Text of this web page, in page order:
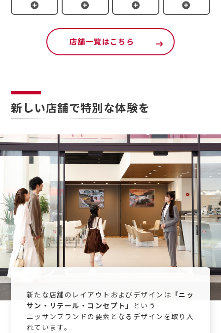
企業年金
自動車引取業登録通知書
お客さま本位の業務運営方針（FD宣言）
日産ピーズフィールドクラフト
店舗一覧はこちら
新しい店舗で特別な体験を
新たな店舗のレイアウトおよびデザインは 「ニッ
サン・リテール・コンセプト」
という
ニッサンブランド の要素となるデザインを取り入
れています。